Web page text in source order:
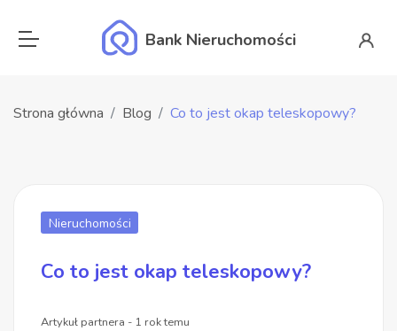
Bank Nieruchomości
Strona główna Blog Co to jest okap teleskopowy?
Nieruchomości
Co to jest okap teleskopowy?
Artykuł partnera - 1 rok temu